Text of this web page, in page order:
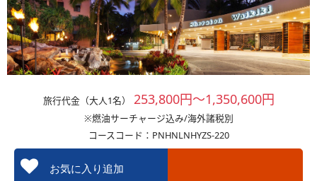
旅行代金（大人1名） 253,800円～1,350,600円
※燃油サーチャージ込み/海外諸税別
コースコード：PNHNLNHYZS-220
お気に入り追加